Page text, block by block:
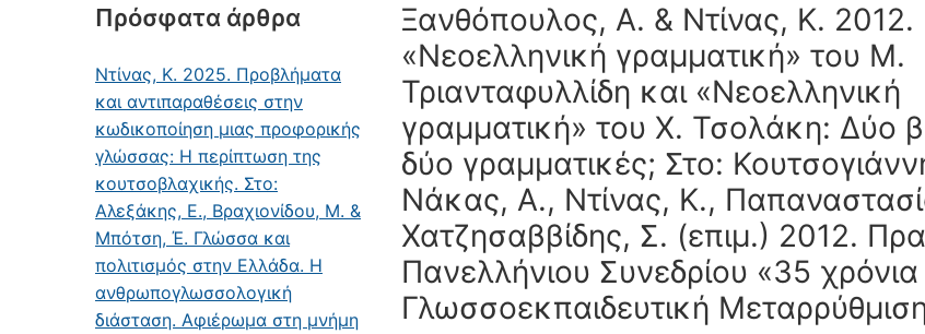
Πρόσφατα άρθρα
Ντίνας, Κ. 2025. Προβλήματα
και αντιπαραθέσεις στην
κωδικοποίηση μιας προφορικής
γλώσσας: Η περίπτωση της
κουτσοβλαχικής. Στο:
Αλεξάκης, Ε., Βραχιονίδου, Μ. &
Μπότση, Έ. Γλώσσα και
πολιτισμός στην Ελλάδα. Η
ανθρωπογλωσσολογική
διάσταση. Αφιέρωμα στη μνήμη
Ξανθόπουλος, Α. & Ντίνας, Κ. 2012.
«Νεοελληνική γραμματική» του Μ.
Τριανταφυλλίδη και «Νεοελληνική
γραμματική» του Χ. Τσολάκη: Δύο
δύο γραμματικές; Στο:
Νάκας, Α., Ντίνας, Κ.,
Χατζησαββίδης, Σ. (επιμ.) 2012.
Πανελλήνιου Συνεδρίου «35
Γλωσσοεκπαιδευτική